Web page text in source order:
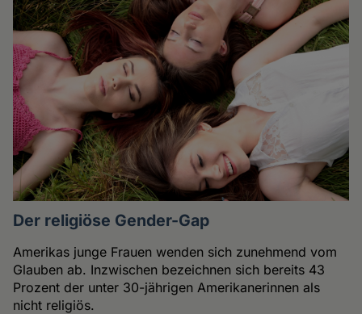
Der religiöse Gender-Gap
Amerikas junge Frauen wenden sich zunehmend vom
Glauben ab. Inzwischen bezeichnen sich bereits 43
Prozent der unter 30-jährigen Amerikanerinnen als
nicht religiös.